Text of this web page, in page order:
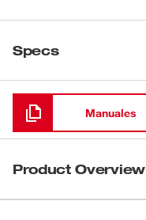
Specs
Cargando
Manuales
Product Overview